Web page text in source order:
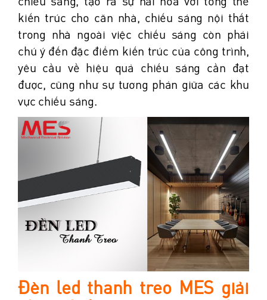
chiếu sáng, tạo ra sự hài hòa với tổng thể
kiến trúc cho căn nhà, chiếu sáng nội thất
trong nhà ngoài việc chiếu sáng còn phải
chú ý đến đặc điểm kiến trúc của công trình,
yêu cầu về hiệu quả chiếu sáng cần đạt
được, cũng như sự tương phản giữa các khu
vực chiếu sáng.
Đèn led thanh treo MES giải